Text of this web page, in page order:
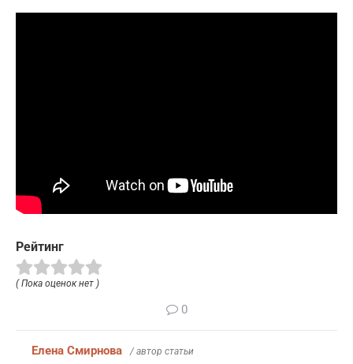
Рейтинг
( Пока оценок нет )
0
Елена Смирнова / автор статьи